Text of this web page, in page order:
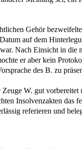
Gehör
auf dem
Nach Einsicht in die
er aber kein
des B. zu
W. gut vorbereitet
Insolvenzakten das
referieren und